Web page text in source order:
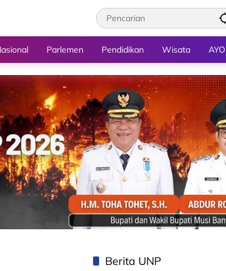
Parlemen Pendidikan Wisata
Berita UNP